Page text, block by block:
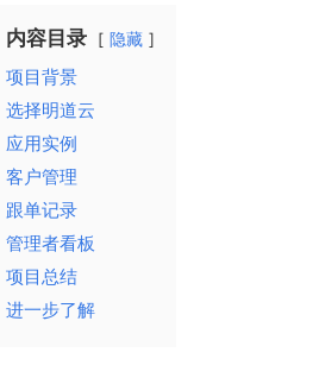
内容目录 隐藏
项目背景
选择明道云
应用实例
客户管理
跟单记录
管理者看板
项目总结
进一步了解